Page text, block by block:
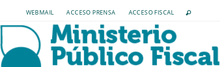
WEBMAIL ACCESO PRENSA ACCESO FISCAL